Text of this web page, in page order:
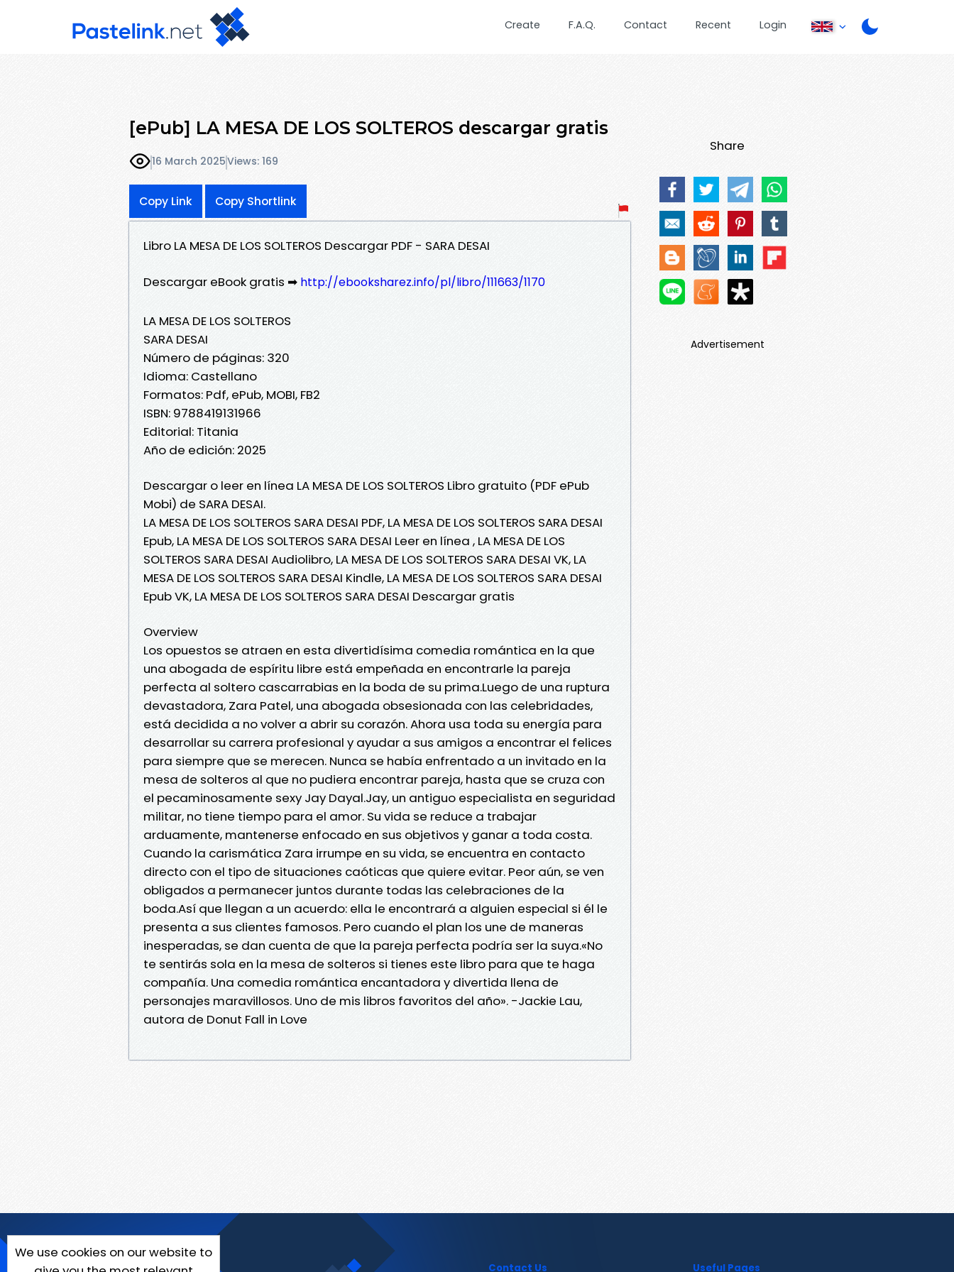
Create F.A.Q. Contact Recent Login
[ePub] LA MESA DE LOS SOLTEROS descargar gratis
16 March 2025Views: 169
Copy Link Copy Shortlink
Libro LA MESA DE LOS SOLTEROS Descargar PDF - SARA DESAI
Descargar eBook gratis ➡ http://ebooksharez.info/pl/libro/111663/1170
LA MESA DE LOS SOLTEROS
SARA DESAI
Número de páginas: 320
Idioma: Castellano
Formatos: Pdf, ePub, MOBI, FB2
ISBN: 9788419131966
Editorial: Titania
Año de edición: 2025
Descargar o leer en línea LA MESA DE LOS SOLTEROS Libro gratuito (PDF ePub
Mobi) de SARA DESAI.
LA MESA DE LOS SOLTEROS SARA DESAI PDF, LA MESA DE LOS SOLTEROS SARA DESAI
Epub, LA MESA DE LOS SOLTEROS SARA DESAI Leer en línea , LA MESA DE LOS
SOLTEROS SARA DESAI Audiolibro, LA MESA DE LOS SOLTEROS SARA DESAI VK, LA
MESA DE LOS SOLTEROS SARA DESAI Kindle, LA MESA DE LOS SOLTEROS SARA DESAI
Epub VK, LA MESA DE LOS SOLTEROS SARA DESAI Descargar gratis
Overview
Los opuestos se atraen en esta divertidísima comedia romántica en la que
una abogada de espíritu libre está empeñada en encontrarle la pareja
perfecta al soltero cascarrabias en la boda de su prima.Luego de una ruptura
devastadora, Zara Patel, una abogada obsesionada con las celebridades,
está decidida a no volver a abrir su corazón. Ahora usa toda su energía para
desarrollar su carrera profesional y ayudar a sus amigos a encontrar el felices
para siempre que se merecen. Nunca se había enfrentado a un invitado en la
mesa de solteros al que no pudiera encontrar pareja, hasta que se cruza con
el pecaminosamente sexy Jay Dayal.Jay, un antiguo especialista en seguridad
militar, no tiene tiempo para el amor. Su vida se reduce a trabajar
arduamente, mantenerse enfocado en sus objetivos y ganar a toda costa.
Cuando la carismática Zara irrumpe en su vida, se encuentra en contacto
directo con el tipo de situaciones caóticas que quiere evitar. Peor aún, se ven
obligados a permanecer juntos durante todas las celebraciones de la
boda.Así que llegan a un acuerdo: ella le encontrará a alguien especial si él le
presenta a sus clientes famosos. Pero cuando el plan los une de maneras
inesperadas, se dan cuenta de que la pareja perfecta podría ser la suya.«No
te sentirás sola en la mesa de solteros si tienes este libro para que te haga
compañía. Una comedia romántica encantadora y divertida llena de
personajes maravillosos. Uno de mis libros favoritos del año». -Jackie Lau,
autora de Donut Fall in Love
Share
Advertisement
We use cookies on our website to
Contact Us Useful Pages